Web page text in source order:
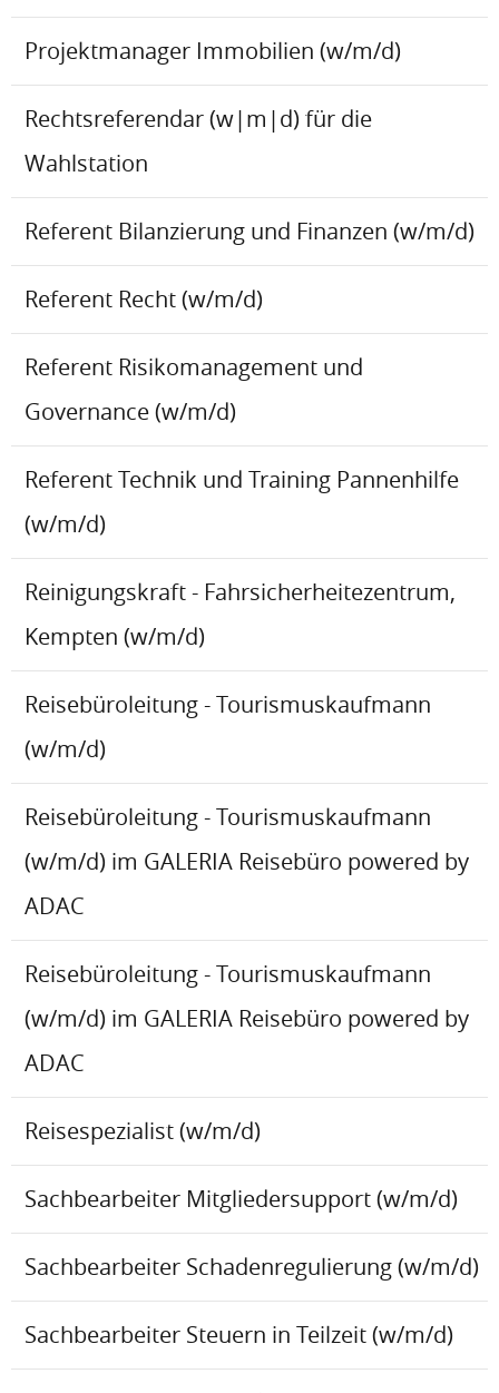
Projektmanager Immobilien (w/m/d)
Rechtsreferendar (w|m|d) für die
Wahlstation
Referent Bilanzierung und Finanzen (w/m/d)
Referent Recht (w/m/d)
Referent Risikomanagement und
Governance (w/m/d)
Referent Technik und Training Pannenhilfe
(w/m/d)
Reinigungskraft - Fahrsicherheitezentrum,
Kempten (w/m/d)
Reisebüroleitung - Tourismuskaufmann
(w/m/d)
Reisebüroleitung - Tourismuskaufmann
(w/m/d) im GALERIA Reisebüro powered by
ADAC
Reisebüroleitung - Tourismuskaufmann
(w/m/d) im GALERIA Reisebüro powered by
ADAC
Reisespezialist (w/m/d)
Sachbearbeiter Mitgliedersupport (w/m/d)
Sachbearbeiter Schadenregulierung (w/m/d)
Sachbearbeiter Steuern in Teilzeit (w/m/d)